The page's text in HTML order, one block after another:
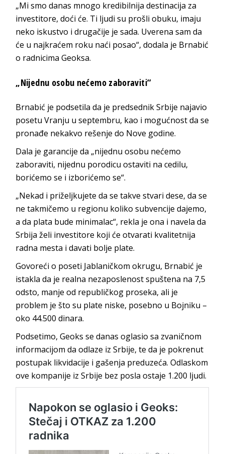
„Mi smo danas mnogo kredibilnija destinacija za
investitore, doći će. Ti ljudi su prošli obuku, imaju
neko iskustvo i drugačije je sada. Uverena sam da
će u najkraćem roku naći posao“, dodala je Brnabić
o radnicima Geoksa.
„Nijednu osobu nećemo zaboraviti“
Brnabić je podsetila da je predsednik Srbije najavio
posetu Vranju u septembru, kao i mogućnost da se
pronađe nekakvo rešenje do Nove godine.
Dala je garancije da „nijednu osobu nećemo
zaboraviti, nijednu porodicu ostaviti na cedilu,
borićemo se i izborićemo se“.
„Nekad i priželjkujete da se takve stvari dese, da se
ne takmičemo u regionu koliko subvencije dajemo,
a da plata bude minimalac“, rekla je ona i navela da
Srbija želi investitore koji će otvarati kvalitetnija
radna mesta i davati bolje plate.
Govoreći o poseti Jablaničkom okrugu, Brnabić je
istakla da je realna nezaposlenost spuštena na 7,5
odsto, manje od republičkog proseka, ali je
problem je što su plate niske, posebno u Bojniku –
oko 44.500 dinara.
Podsetimo, Geoks se danas oglasio sa zvaničnom
informacijom da odlaze iz Srbije, te da je pokrenut
postupak likvidacije i gašenja preduzeća. Odlaskom
ove kompanije iz Srbije bez posla ostaje 1.200 ljudi.